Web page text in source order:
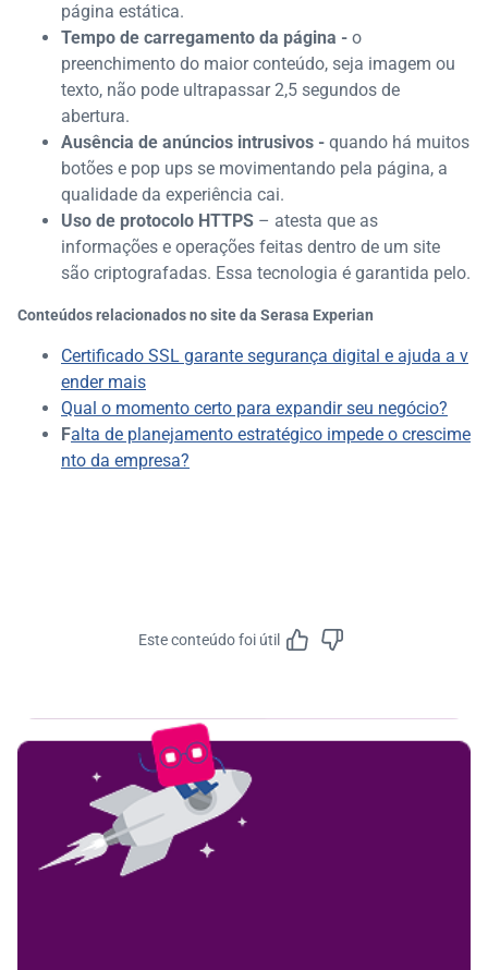
página estática.
Tempo de carregamento da página - o
preenchimento do maior conteúdo, seja imagem ou
texto, não pode ultrapassar 2,5 segundos de
abertura.
Ausência de anúncios intrusivos - quando há muitos
botões e pop ups se movimentando pela página, a
qualidade da experiência cai.
Uso de protocolo HTTPS – atesta que as
informações e operações feitas dentro de um site
são criptografadas. Essa tecnologia é garantida pelo.
Conteúdos relacionados no site da Serasa Experian
Certificado SSL garante segurança digital e ajuda a v
ender mais
Qual o momento certo para expandir seu negócio?
Falta de planejamento estratégico impede o crescime
nto da empresa?
Este conteúdo foi útil